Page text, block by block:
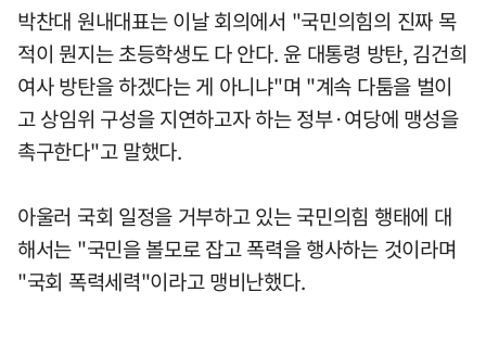
박찬대 원내대표는 이날 회의에서 "국민의힘의 진짜 목
적이 뭔지는 초등학생도 다 안다. 윤 대통령 방탄, 김건희
여사 방탄을 하겠다는 게 아니냐"며 "계속 다툼을 벌이
고 상임위 구성을 지연하고자 하는 정부·여당에 맹성을
촉구한다"고 말했다.
아울러 국회 일정을 거부하고 있는 국민의힘 행태에 대
해서는 "국민을 볼모로 잡고 폭력을 행사하는 것이라며
"국회 폭력세력"이라고 맹비난했다.